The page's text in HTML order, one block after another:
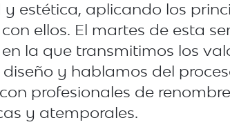
estética, aplicando los
ellos. El martes de esta
la que transmitimos los
y hablamos del
profesionales de
y atemporales.